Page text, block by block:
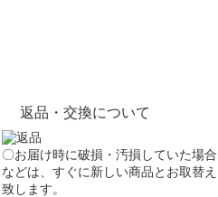
返品・交換について
〇お届け時に破損・汚損していた場合
などは、すぐに新しい商品とお取替え
致します。